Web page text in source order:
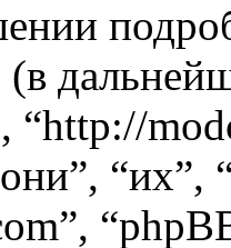
(в
“http://
“их”,